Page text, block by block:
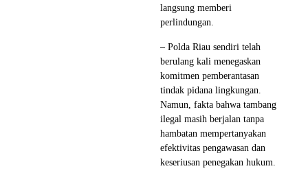
langsung memberi
perlindungan.
– Polda Riau sendiri telah
berulang kali menegaskan
komitmen pemberantasan
tindak pidana lingkungan.
Namun, fakta bahwa tambang
ilegal masih berjalan tanpa
hambatan mempertanyakan
efektivitas pengawasan dan
keseriusan penegakan hukum.